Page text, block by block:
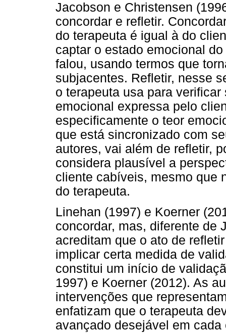
Jacobson e Christensen
concordar e refletir.
do terapeuta é igual à do
captar o estado emocional
falou, usando termos que
subjacentes. Refletir, nesse
o terapeuta usa para
emocional expressa pelo
especificamente o teor
que está sincronizado com
autores, vai além de refletir,
considera plausível a
cliente cabíveis, mesmo que
do terapeuta.
Linehan (1997) e Koerner
concordar, mas, diferente de
acreditam que o ato de
implicar certa medida de
constitui um início de
1997) e Koerner (2012). As
intervenções que
enfatizam que o terapeuta
avançado desejável em cada